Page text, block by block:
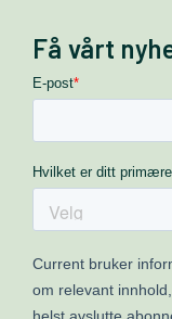
Få vårt